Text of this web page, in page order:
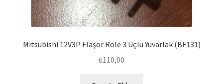
Mitsubishi 12V3P Flaşör Röle 3 Uçlu Yuvarlak (BF131)
₺110,00